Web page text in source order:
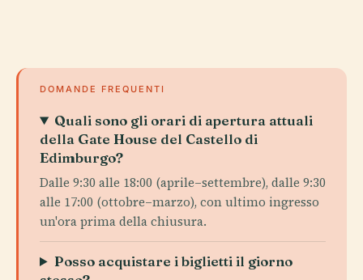
DOMANDE FREQUENTI
Quali sono gli orari di apertura attuali
della Gate House del Castello di
Edimburgo?
Dalle 9:30 alle 18:00 (aprile–settembre), dalle 9:30
alle 17:00 (ottobre–marzo), con ultimo ingresso
un'ora prima della chiusura.
Posso acquistare i biglietti il giorno